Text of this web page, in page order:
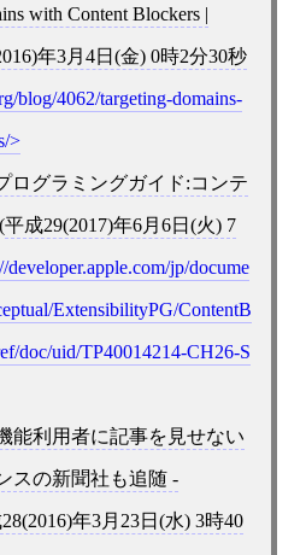
with Content Blockers |
年3月4日(金) 0時2分30秒
blog/4062/targeting-domains-
ログラミングガイド:コンテ
(平成29(2017)年6月6日(火) 7
developer.apple.com/jp/docume
ExtensibilityPG/ContentB
doc/uid/TP40014214-CH26-S
能利用者に記事を見せない
スの新聞社も追随 -
年3月23日(水) 3時40